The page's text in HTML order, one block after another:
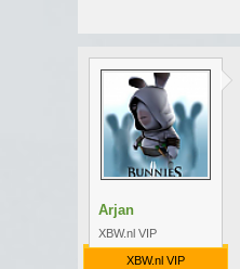
Arjan
XBW.nl VIP
XBW.nl VIP